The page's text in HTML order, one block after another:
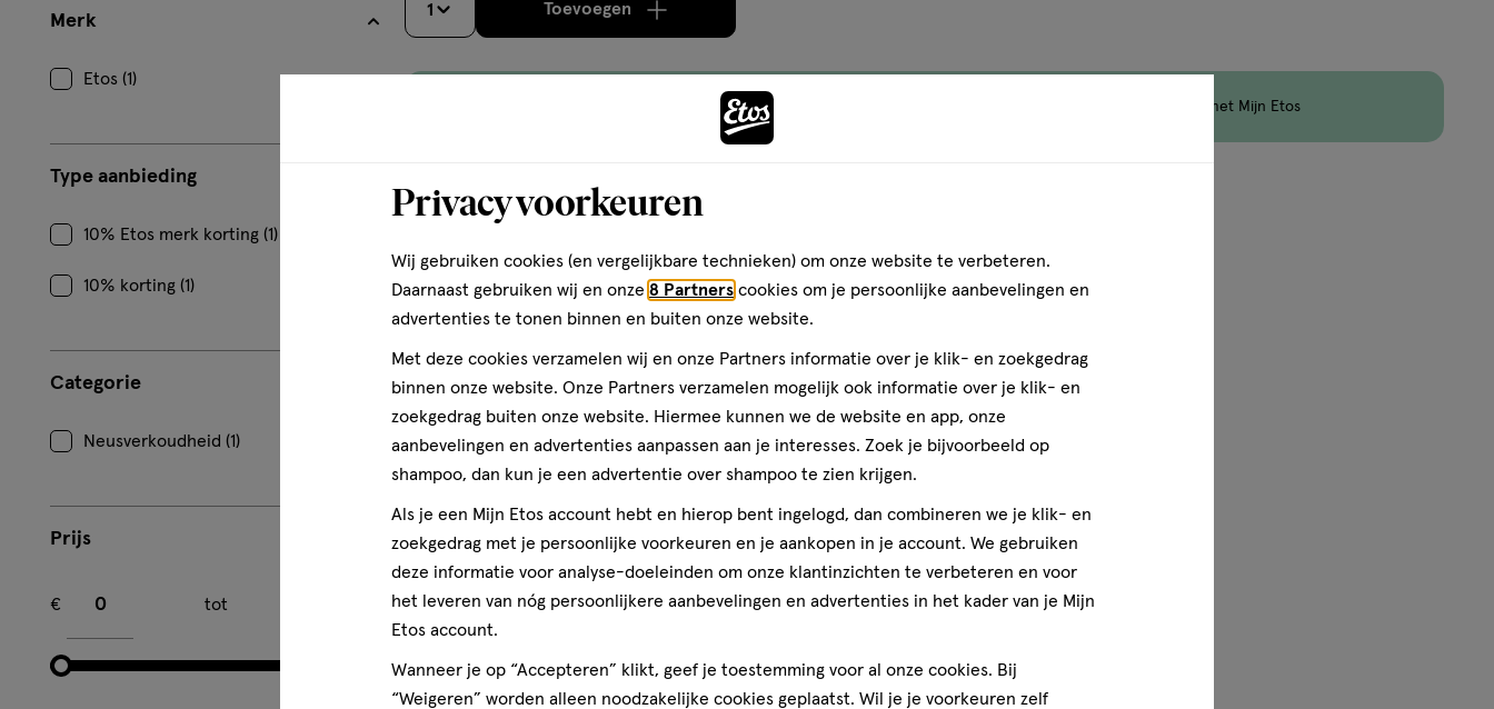
Merk
Etos (1)
Type aanbieding
10% Etos merk korting (1)
10% korting (1)
Categorie
Neusverkoudheid (1)
Prijs
€
tot
1 Toevoegenverhoog aantal met één
bezorging vanaf €35 op Etos Merk met Mijn Etos
Privacy voorkeuren
Wij gebruiken cookies (en vergelijkbare technieken) om onze website te verbeteren.
Daarnaast gebruiken wij en onze 8 Partners cookies om je persoonlijke aanbevelingen en
advertenties te tonen binnen en buiten onze website.
Met deze cookies verzamelen wij en onze Partners informatie over je klik- en zoekgedrag
binnen onze website. Onze Partners verzamelen mogelijk ook informatie over je klik- en
zoekgedrag buiten onze website. Hiermee kunnen we de website en app, onze
aanbevelingen en advertenties aanpassen aan je interesses. Zoek je bijvoorbeeld op
shampoo, dan kun je een advertentie over shampoo te zien krijgen.
Als je een Mijn Etos account hebt en hierop bent ingelogd, dan combineren we je klik- en
zoekgedrag met je persoonlijke voorkeuren en je aankopen in je account. We gebruiken
deze informatie voor analyse-doeleinden om onze klantinzichten te verbeteren en voor
het leveren van nóg persoonlijkere aanbevelingen en advertenties in het kader van je Mijn
Etos account.
Wanneer je op “Accepteren” klikt, geef je toestemming voor al onze cookies. Bij
“Weigeren” worden alleen noodzakelijke cookies geplaatst. Wil je je voorkeuren zelf